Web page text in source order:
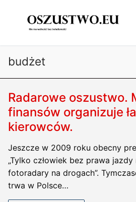
budżet
Radarowe oszustwo.
finansów organizuje
kierowców.
Jeszcze w 2009 roku obecny
„Tylko człowiek bez prawa
fotoradary na drogach”.
trwa w Polsce…